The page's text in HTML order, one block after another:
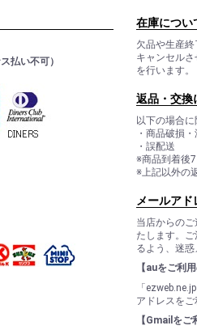
払い不可）
在庫につい
欠品や生産
キャンセル
を行います。
返品・交換
以下の場合に
・商品破損・
・誤配送
※商品到着後
※上記以外の
メールア
当店からの
たします。
るよう、迷惑
【auをご利
「
アドレスをご
【Gmailをご